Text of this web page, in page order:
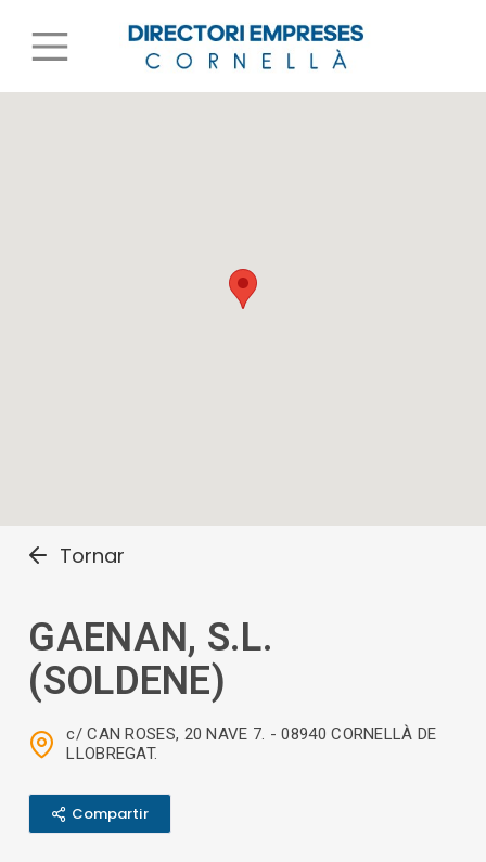
Tornar
GAENAN, S.L.
(SOLDENE)
c/ CAN ROSES, 20 NAVE 7. - 08940 CORNELLÀ DE
LLOBREGAT.
Compartir